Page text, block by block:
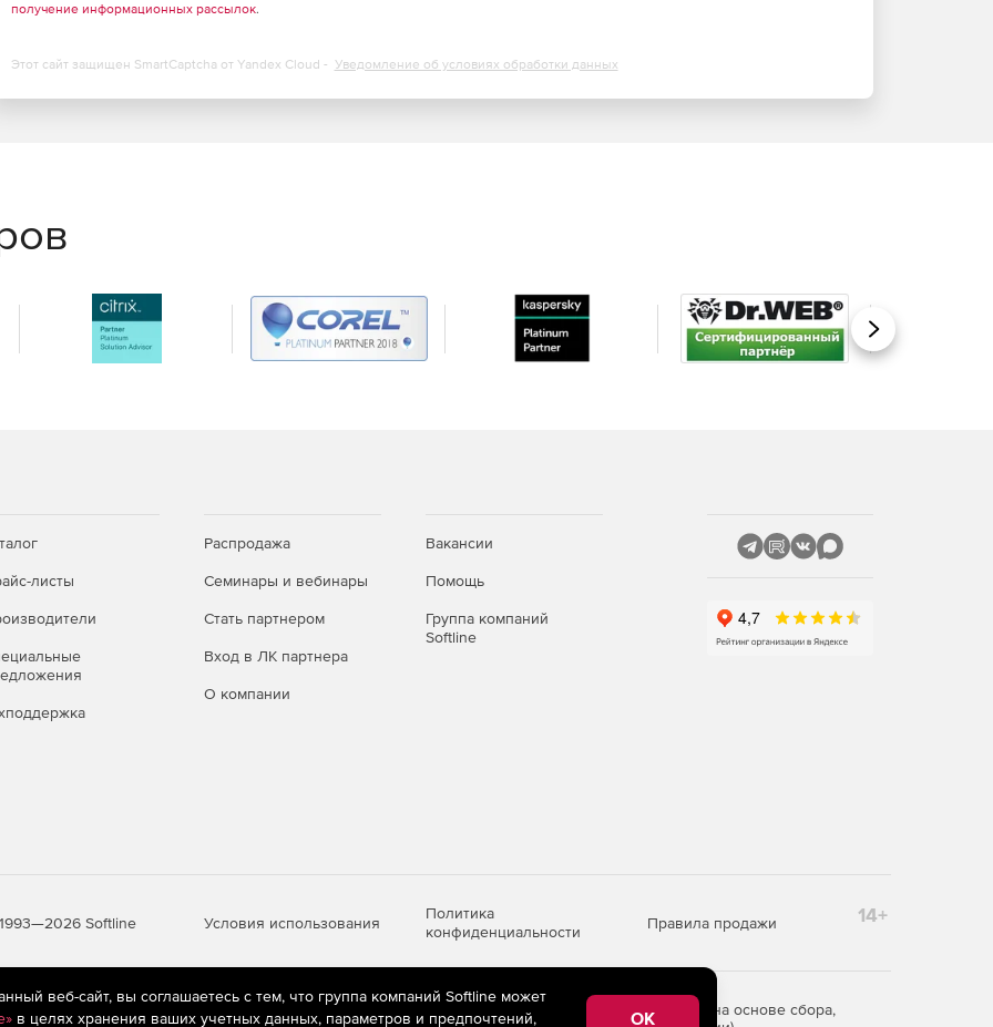
получение информационных рассылок.
Этот сайт защищен SmartCaptcha от Yandex Cloud - Уведомление об условиях обработки данных
Вперед
листы
Распродажа
Семинары и вебинары
Стать партнером
Вход в ЛК партнера
О компании
Вакансии
Помощь
Группа компаний
Softline
Softline Условия использования
Политика
конфиденциальности
Правила продажи 14+
рекомендательные технологии
(информационные технологии предоставления информации на основе сбора,
веб-сайт, вы соглашаетесь с тем, что группа компаний Softline может
в целях хранения ваших учетных данных, параметров и предпочтений, OK